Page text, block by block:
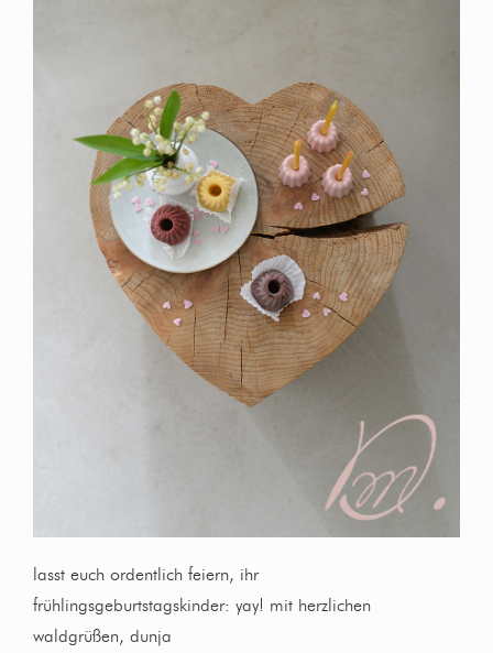
lasst euch ordentlich feiern, ihr
frühlingsgeburtstagskinder: yay! mit herzlichen
waldgrüßen, dunja